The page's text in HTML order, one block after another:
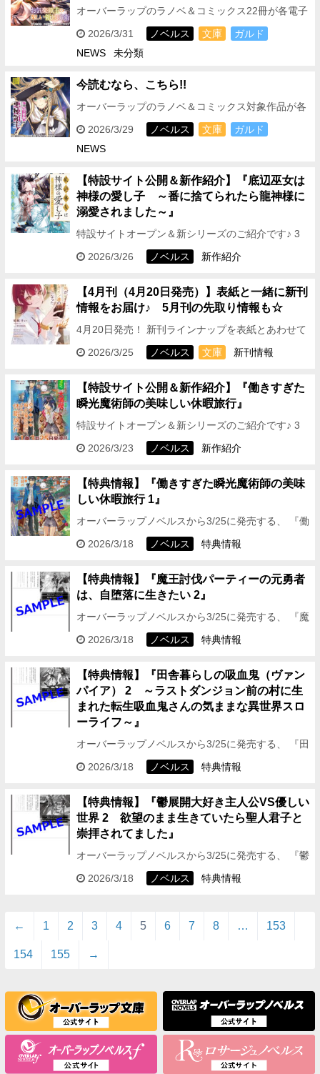
オーバーラップのラノベ＆コミックス22冊が各電子
ストアにて期間限定で無料‼ ＜フェア対象期間＞
2026年3月31日(火)～2026年4月6日(…
2026/3/31 ノベルス 文庫
ガルド
NEWS
未分類
今読むなら、こちら!!
オーバーラップのラノベ＆コミックス対象作品が各
電子ストアにて期間限定で無料＆割引‼ ＜フェア対
象期間＞ 2026年3月29日(日)～2026年4…
2026/3/29 ノベルス 文庫
ガルド
NEWS
【特設サイト公開＆新作紹介】『底辺巫女は
神様の愛し子 ～番に捨てられたら龍神様に
溺愛されました～』
特設サイトオープン＆新シリーズのご紹介です♪ 3
月25日（水）発売!! 少女が求めたのは、たった一度
の運命と幸せ――。 『底辺巫女は神様の愛し子 …
2026/3/26 ノベルス 新作紹介
【4月刊（4月20日発売）】表紙と一緒に新刊
情報をお届け♪ 5月刊の先取り情報も☆
4月20日発売！ 新刊ラインナップを表紙とあわせて
ご紹介します☆ 2026年4月刊「オーバーラップ文
庫」タイトル ▼▼▼▼▼▼▼▼▼▼▼▼▼▼…
2026/3/25 ノベルス 文庫 新刊情報
【特設サイト公開＆新作紹介】『働きすぎた
瞬光魔術師の美味しい休暇旅行』
特設サイトオープン＆新シリーズのご紹介です♪ 3
月25日（水）発売!! 有能すぎる魔術師、最強の相棒
たちと自由気ままにグルメ旅を大満喫!!! 優秀…
2026/3/23 ノベルス 新作紹介
【特典情報】『働きすぎた瞬光魔術師の美味
しい休暇旅行 1』
オーバーラップノベルスから3/25に発売する、 『働
きすぎた瞬光魔術師の美味しい休暇旅行 1』の特典
情報をお伝えしますっ！ ★OVERLAP STO…
2026/3/18 ノベルス 特典情報
【特典情報】『魔王討伐パーティーの元勇者
は、自堕落に生きたい 2』
オーバーラップノベルスから3/25に発売する、 『魔
王討伐パーティーの元勇者は、自堕落に生きたい
2』の特典情報をお伝えしますっ！ ★OVERLAP…
2026/3/18 ノベルス 特典情報
【特典情報】『田舎暮らしの吸血鬼（ヴァン
パイア） 2 ～ラストダンジョン前の村に生
まれた転生吸血鬼さんの気ままな異世界スロ
ーライフ～』
オーバーラップノベルスから3/25に発売する、 『田
舎暮らしの吸血鬼（ヴァンパイア） 2 ～ラストダ
ンジョン前の村に生まれた転生吸血鬼さんの気まま
2026/3/18 ノベルス 特典情報
【特典情報】『鬱展開大好き主人公VS優しい
世界 2 欲望のまま生きていたら聖人君子と
崇拝されてました』
オーバーラップノベルスから3/25に発売する、 『鬱
展開大好き主人公VS優しい世界 2 欲望のまま生き
ていたら聖人君子と崇拝されてました』の特典情報
2026/3/18 ノベルス 特典情報
← 1 2 3 4 5 6 7 8 … 153
154 155 →